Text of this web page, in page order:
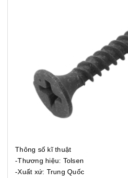
Thông số kĩ thuật
-Thương hiệu: Tolsen
-Xuất xứ: Trung Quốc